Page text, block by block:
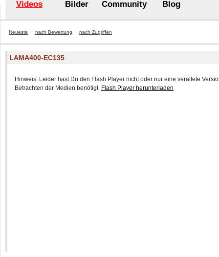
Videos Bilder Community Blog
Neueste nach Bewertung nach Zugriffen
LAMA400-EC135
Hinweis: Leider hast Du den Flash Player nicht oder nur eine veraltete
Betrachten der Medien benötigt. Flash Player herunterladen